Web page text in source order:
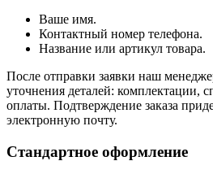
Ваше имя.
Контактный номер телефона.
Название или артикул товара.
После отправки заявки наш
уточнения деталей: комплектации,
оплаты. Подтверждение заказа
электронную почту.
Стандартное оформление